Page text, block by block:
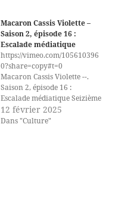
Macaron Cassis Violette –
Saison 2, épisode 16 :
Escalade médiatique
https://vimeo.com/105610396
0?share=copy#t=0
Macaron Cassis Violette --.
Saison 2, épisode 16 :
Escalade médiatique Seizième
épisode de la saison 2 de
Macaron Cassis Violette,
12 février 2025
Dans "Culture"